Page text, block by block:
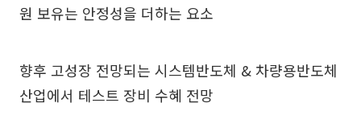
원 보유는 안정성을 더하는 요소
향후 고성장 전망되는 시스템반도체 & 차량용반도체
산업에서 테스트 장비 수혜 전망